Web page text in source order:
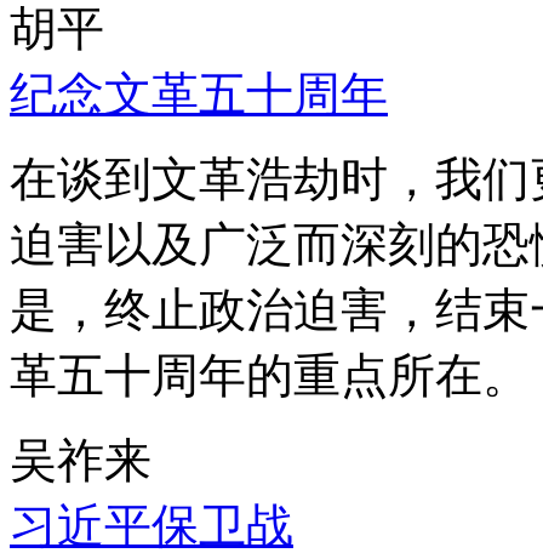
胡平
纪念文革五十周年
在谈到文革浩劫时，我
迫害以及广泛而深刻的
是，终止政治迫害，结
革五十周年的重点所在。
吴祚来
习近平保卫战